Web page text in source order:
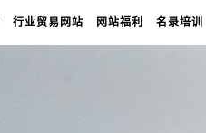
行业贸易网站 网站福利 名录培训